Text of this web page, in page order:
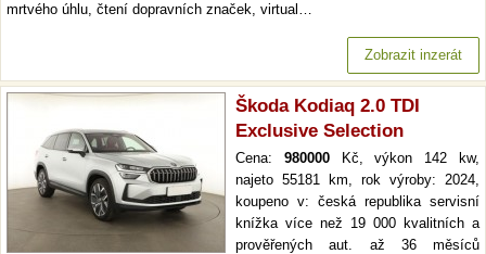
mrtvého úhlu, čtení dopravních značek, virtual…
Zobrazit inzerát
Škoda Kodiaq 2.0 TDI
Exclusive Selection
Cena: 980000Kč, výkon 142 kw,
najeto 55181 km, rok výroby: 2024,
koupeno v: česká republika servisní
knížka více než 19 000 kvalitních a
prověřených aut. až 36 měsíců